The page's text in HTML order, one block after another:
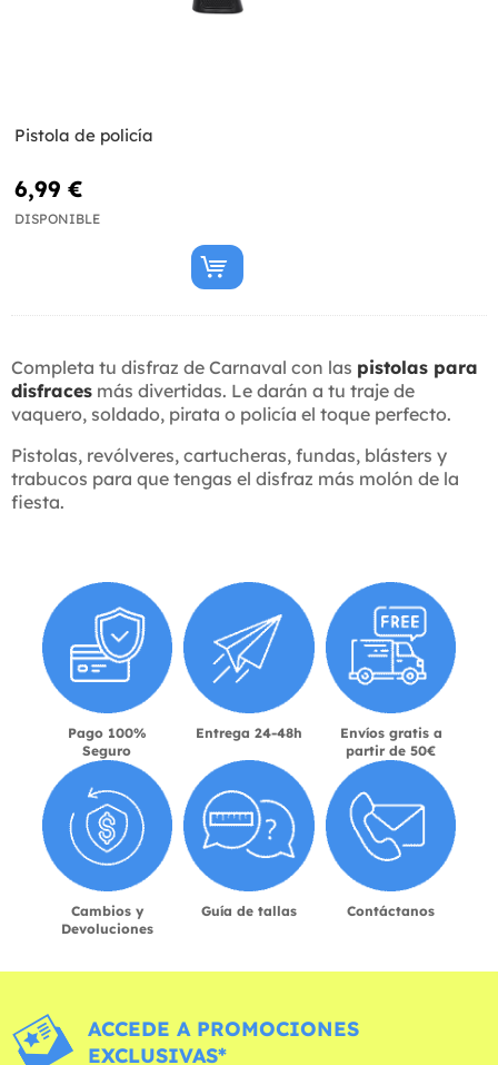
Pistola de policía
6,99 €
DISPONIBLE
Completa tu disfraz de Carnaval con las pistolas para
disfraces más divertidas. Le darán a tu traje de
vaquero, soldado, pirata o policía el toque perfecto.
Pistolas, revólveres, cartucheras, fundas, blásters y
trabucos para que tengas el disfraz más molón de la
fiesta.
Pago 100%
Seguro
Entrega 24-48h
Envíos gratis a
partir de 50€
Cambios y
Devoluciones
Guía de tallas Contáctanos
ACCEDE A PROMOCIONES
EXCLUSIVAS*